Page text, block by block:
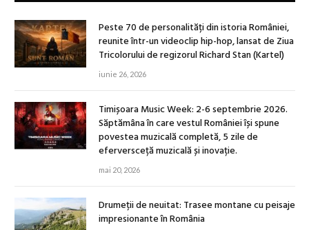
Peste 70 de personalități din istoria României,
reunite într-un videoclip hip-hop, lansat de Ziua
Tricolorului de regizorul Richard Stan (Kartel)
iunie 26, 2026
Timișoara Music Week: 2-6 septembrie 2026.
Săptămâna în care vestul României își spune
povestea muzicală completă, 5 zile de
eferversceță muzicală și inovație.
mai 20, 2026
Drumeții de neuitat: Trasee montane cu peisaje
impresionante în România